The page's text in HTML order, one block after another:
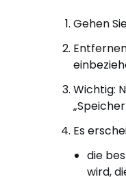
Gehen
Wichtig:
Es
die
wird,